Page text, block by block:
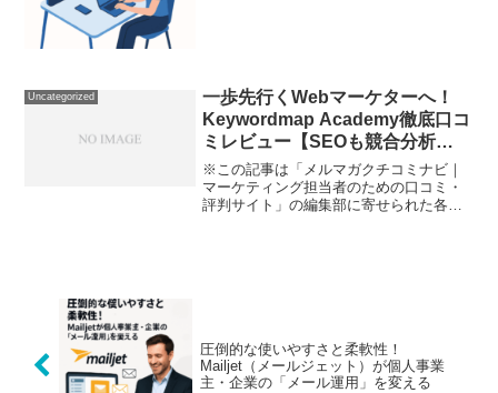
Uncategorized
一歩先行くWebマーケターへ！
Keywordmap Academy徹底口コ
ミレビュー【SEOも競合分析
も“これ一つ”で】
※この記事は「メルマガクチコミナビ｜
マーケティング担当者のための口コミ・
評判サイト」の編集部に寄せられた各商
圧倒的な使いやすさと柔軟性！
Mailjet（メールジェット）が個人事業
主・企業の「メール運用」を変える